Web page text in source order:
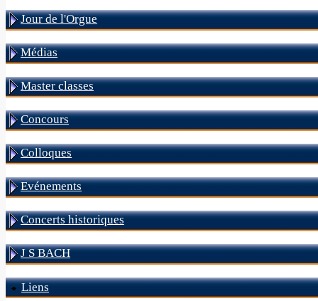
Jour de l'Orgue
Médias
Master classes
Concours
Colloques
Evénements
Concerts historiques
J S BACH
Liens